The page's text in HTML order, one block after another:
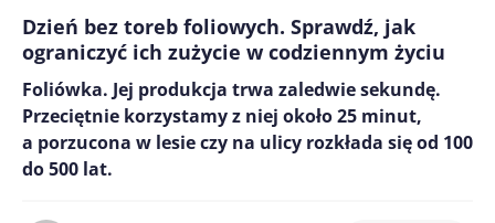
Dzień bez toreb foliowych. Sprawdź, jak
ograniczyć ich zużycie w codziennym życiu
Foliówka. Jej produkcja trwa zaledwie sekundę.
Przeciętnie korzystamy z niej około 25 minut,
a porzucona w lesie czy na ulicy rozkłada się od 100
do 500 lat.